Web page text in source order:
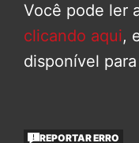
Você pode ler
clicando aqui,
disponível
REPORTAR ERRO